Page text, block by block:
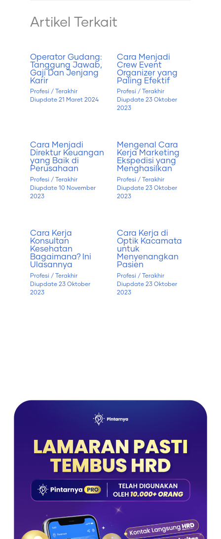
Artikel Terkait
Operator Gudang:
Tanggung Jawab,
Gaji Dan Jenjang
Karir
Profesi / Terakhir
Diupdate 21 Maret 2024
Cara Menjadi
Crew Event
Organizer yang
Paling Efektif
Profesi / Terakhir
Diupdate23 Oktober
2023
Cara Menjadi
Direktur Keuangan
yang Baik di
Perusahaan
Profesi / Terakhir
Diupdate 10 November
2023
Mengenal Cara
Kerja Marketing
Ekspedisi yang
Menghasilkan
Profesi / Terakhir
Diupdate23 Oktober
2023
Cara Kerja
Konsultan
Kesehatan
Bagaimana? Ini
Ulasannya
Profesi / Terakhir
Diupdate 23 Oktober
2023
Cara Kerja di
Optik Kacamata
untuk
Menyenangkan
Pasien
Profesi / Terakhir
Diupdate23 Oktober
2023